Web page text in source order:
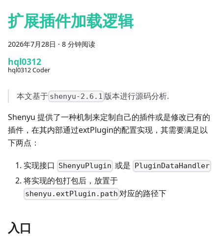
扩展插件加载逻辑
2026年7月28日 · 8 分钟阅读
hql0312
hql0312 Coder
本文基于 shenyu-2.6.1 版本进行源码分析.
Shenyu 提供了一种机制来定制自己的插件或是修改已有的
插件，在其内部通过extPlugin的配置实现，其需要满足以
下两点：
实现接口 ShenyuPlugin 或是 PluginDataHandler
将实现的包打包后，放置于
shenyu.extPlugin.path 对应的路径下
入口